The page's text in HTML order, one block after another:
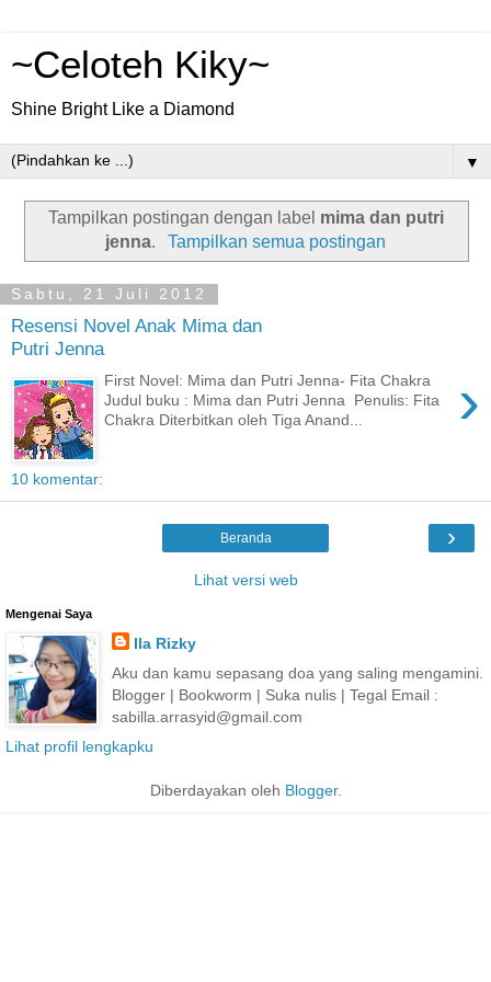
~Celoteh Kiky~
Shine Bright Like a Diamond
▼
Tampilkan postingan dengan label mima dan putri
jenna. Tampilkan semua postingan
Sabtu, 21 Juli 2012
Resensi Novel Anak Mima dan
Putri Jenna
›
First Novel: Mima dan Putri Jenna- Fita Chakra
Judul buku : Mima dan Putri Jenna Penulis: Fita
Chakra Diterbitkan oleh Tiga Anand...
10 komentar:
›
Beranda
Lihat versi web
Mengenai Saya
Ila Rizky
Aku dan kamu sepasang doa yang saling mengamini.
Blogger | Bookworm | Suka nulis | Tegal Email :
sabilla.arrasyid@gmail.com
Lihat profil lengkapku
Diberdayakan oleh Blogger.